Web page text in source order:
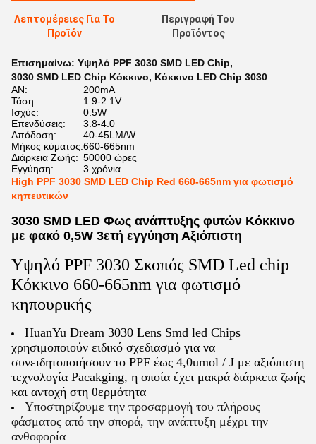
Λεπτομέρειες Για Το
Προϊόν
Περιγραφή Του
Προϊόντος
Επισημαίνω: Υψηλό PPF 3030 SMD LED Chip,
3030 SMD LED Chip Κόκκινο, Κόκκινο LED Chip 3030
ΑΝ:
200mA
Τάση:
1.9-2.1V
Ισχύς:
0.5W
Επενδύσεις:
3.8-4.0
Απόδοση:
40-45LM/W
Μήκος κύματος:660-665nm
Διάρκεια Ζωής: 50000 ώρες
Εγγύηση:
3 χρόνια
High PPF 3030 SMD LED Chip Red 660-665nm για φωτισμό
κηπευτικών
3030 SMD LED Φως ανάπτυξης φυτών Κόκκινο
με φακό 0,5W 3ετή εγγύηση Αξιόπιστη
Υψηλό PPF 3030 Σκοπός SMD Led chip
Κόκκινο 660-665nm για φωτισμό
κηπουρικής
HuanYu Dream 3030 Lens Smd led Chips
χρησιμοποιούν ειδικό σχεδιασμό για να
συνειδητοποιήσουν το PPF έως 4,0umol / J με αξιόπιστη
τεχνολογία Pacakging, η οποία έχει μακρά διάρκεια ζωής
και αντοχή στη θερμότητα
Υποστηρίζουμε την προσαρμογή του πλήρους
φάσματος από την σπορά, την ανάπτυξη μέχρι την
ανθοφορία